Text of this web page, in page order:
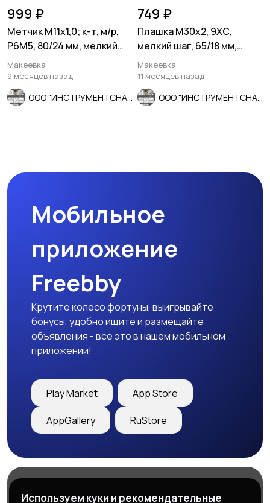
999 ₽
Метчик М11х1,0; к-т, м/р,
Р6М5, 80/24 мм, мелкий
шаг, ГОСТ 3266-81, ис
Макеевка
9 месяцев назад
749 ₽
Плашка М30х2, 9ХС,
мелкий шаг, 65/18 мм,
ГОСТ 7740-71, СССР
Макеевка
11 месяцев назад
Мобильное
приложение
Freebby
Крутите колесо фортуны, выигрывайте
бонусы, удобно ищите и размещайте
объявления - все это в нашем мобильном
приложении!
Play Market App Store
AppGallery RuStore
Используем куки и рекомендательные